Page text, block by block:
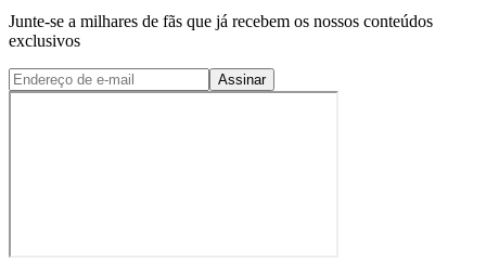
Junte-se a milhares de fãs que já recebem os nossos conteúdos
exclusivos
Assinar